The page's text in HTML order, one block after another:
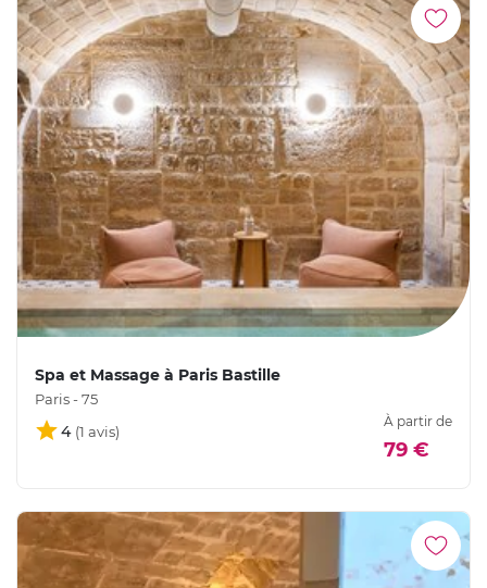
Spa et Massage à Paris Bastille
Paris - 75
4
À partir de
79 €